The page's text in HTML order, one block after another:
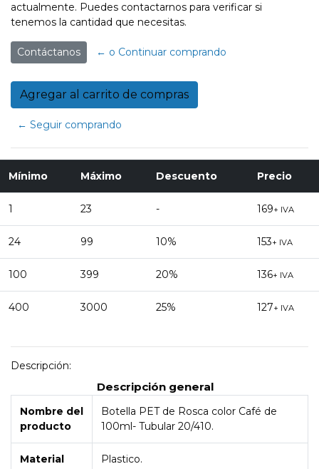
actualmente. Puedes contactarnos para verificar si
tenemos la cantidad que necesitas.
Contáctanos ← o Continuar comprando
← Seguir comprando
Mínimo Máximo Descuento Precio
1 23 - 169+ IVA
24 99 10% 153+ IVA
100 399 20% 136+ IVA
400 3000 25% 127+ IVA
Descripción:
Descripción general
Nombre del
producto
Botella PET de Rosca color Café de
100ml- Tubular 20/410.
Material Plastico.